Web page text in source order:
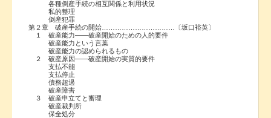
各種倒産手続の相互関係と利用状況
私的整理
倒産犯罪
第２章 破産手続の開始……………………………〔坂口裕英〕
１ 破産能力――破産開始のための人的要件
破産能力という言葉
破産能力の認められるもの
２ 破産原因――破産開始の実質的要件
支払不能
支払停止
債務超過
破産障害
３ 破産申立てと審理
破産裁判所
保全処分